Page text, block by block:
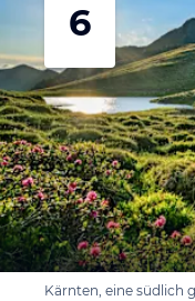
6
Kärnten, eine südlich